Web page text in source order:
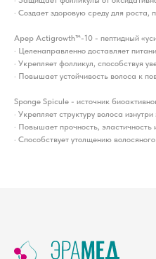
· Создает здоровую среду для роста,
Apep Actigrowth™-10 - пептидный
· Целенаправленно доставляет
· Укрепляет фолликул, способствуя
· Повышает устойчивость волоса к
Sponge Spicule - источник
· Укрепляет структуру волоса
· Повышает прочность, эластичность
· Способствует утолщению